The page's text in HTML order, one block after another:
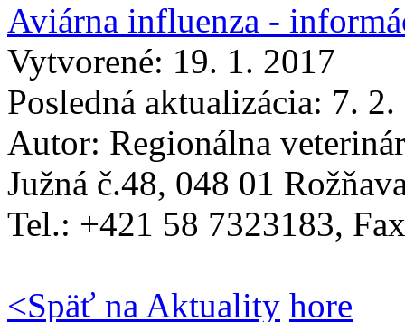
Aviárna influenza -
Vytvorené: 19. 1. 2017
Posledná aktualizácia: 7.
Autor: Regionálna
Južná č.48, 048 01
Tel.: +421 58 7323183,
<Späť na Aktuality hore